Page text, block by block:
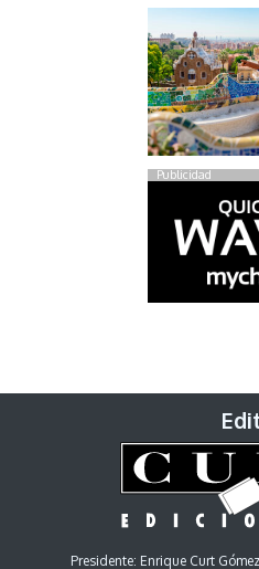
Publicidad
Presidente: Enrique Curt